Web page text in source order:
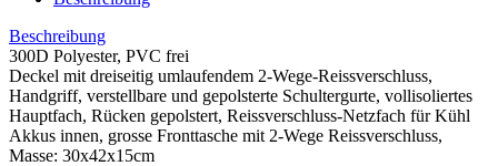
Beschreibung
300D Polyester, PVC frei
Deckel mit dreiseitig umlaufendem 2-Wege-Reissverschluss,
Handgriff, verstellbare und gepolsterte Schultergurte, vollisoliertes
Hauptfach, Rücken gepolstert, Reissverschluss-Netzfach für Kühl
Akkus innen, grosse Fronttasche mit 2-Wege Reissverschluss,
Masse: 30x42x15cm